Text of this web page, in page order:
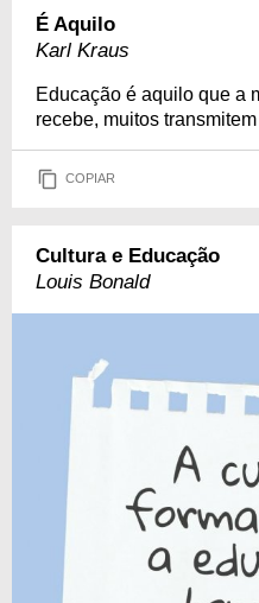
É Aquilo
Karl Kraus
Educação é aquilo que a
recebe, muitos
COPIAR
Cultura e Educação
Louis Bonald